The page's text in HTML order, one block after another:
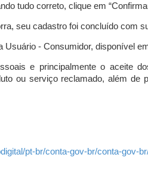
tudo correto, clique em
seu cadastro foi concluído com
Usuário - Consumidor, disponível
e principalmente o aceite
ou serviço reclamado, além de
pt-br/conta-gov-br/conta-gov-